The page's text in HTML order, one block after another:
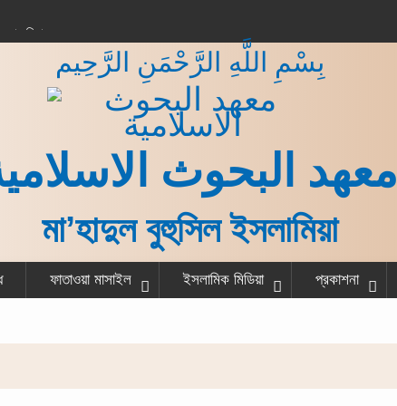
বিধান
শেষ করে একজন
গরু বর্গা দেওয়ার বিধান
بِسْمِ اللَّهِ الرَّحْمَنِ الرَّحِيم
معهد البحوث
মা’হাদুল বুহুসিল ইসলামিয়া
ফাতাওয়া মাসাইল ইসলামিক মিডিয়া প্রকাশনা